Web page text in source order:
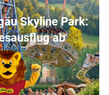
Skyline Park:
ab